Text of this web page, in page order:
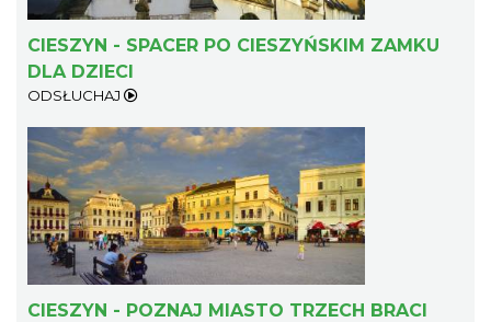
CIESZYN - SPACER PO CIESZYŃSKIM ZAMKU
DLA DZIECI
ODSŁUCHAJ
CIESZYN - POZNAJ MIASTO TRZECH BRACI